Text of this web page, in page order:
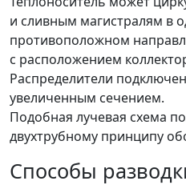
и сливным магистралям в
противоположном
с расположением
Распределители
увеличенным сечением.
Подобная лучевая схема
двухтрубному принципу
Способы